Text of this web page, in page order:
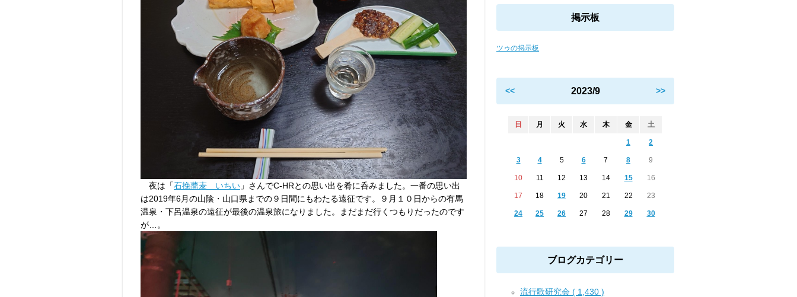
夜は「石挽蕎麦 いちい 」さんでC-HRとの思い出を肴に呑みました。一番の思い出
は2019年6月の山陰・山口県までの９日間にもわたる遠征です。９月１０日からの有馬
温泉・下呂温泉の遠征が最後の温泉旅になりました。まだまだ行くつもりだったのです
が…。
掲示板
ツゥの掲示板
<< 2023/9 >>
日 月 火 水 木 金 土
1 2
3 4 5 6 7 8 9
10 11 12 13 14 15 16
17 18 19 20 21 22 23
24 25 26 27 28 29 30
ブログカテゴリー
流行歌研究会 ( 1,430 )